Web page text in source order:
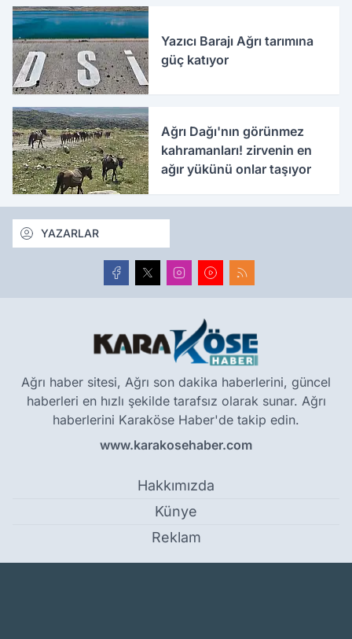
Yazıcı Barajı Ağrı tarımına
güç katıyor
Ağrı Dağı'nın görünmez
kahramanları! zirvenin en
ağır yükünü onlar taşıyor
YAZARLAR
Ağrı haber sitesi, Ağrı son dakika haberlerini, güncel
haberleri en hızlı şekilde tarafsız olarak sunar. Ağrı
haberlerini Karaköse Haber'de takip edin.
www.karakosehaber.com
Hakkımızda
Künye
Reklam